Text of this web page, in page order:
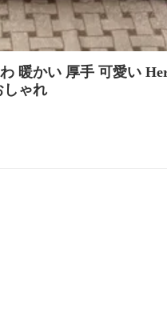
暖かい 厚手 可愛い
しゃれ